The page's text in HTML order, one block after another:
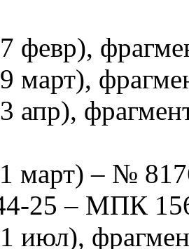
февр),
март),
апр),
март) – №
25 – МПК
июл),